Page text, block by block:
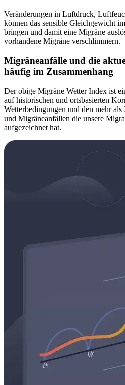
Veränderungen in Luftdruck,
können das sensible Gleichgewicht
bringen und damit eine Migräne
vorhandene Migräne verschlimmern.
Migräneanfälle und die
häufig im Zusammenhang
Der obige Migräne Wetter Index ist
auf historischen und ortsbasierten
Wetterbedingungen und den mehr
und Migräneanfällen die unsere
aufgezeichnet hat.